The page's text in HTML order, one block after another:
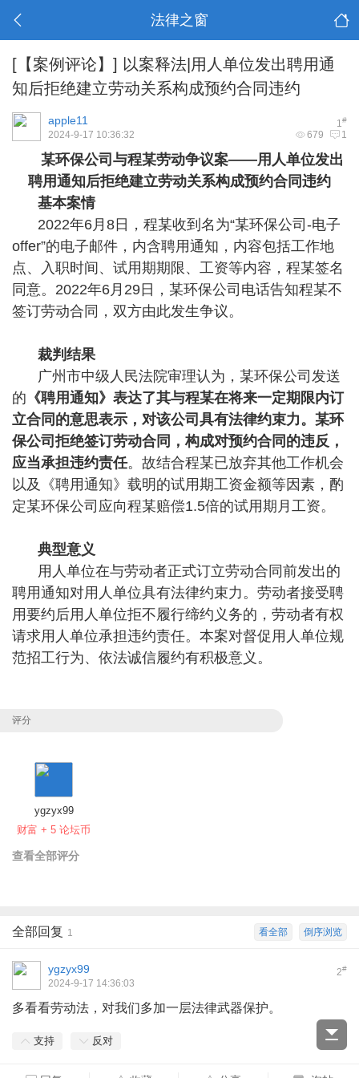
法律之窗
[【案例评论】] 以案释法|用人单位发出聘用通
知后拒绝建立劳动关系构成预约合同违约
1#
apple11
679 1
2024-9-17 10:36:32
某环保公司与程某劳动争议案——用人单位发出
聘用通知后拒绝建立劳动关系构成预约合同违约
基本案情
2022年6月8日，程某收到名为“某环保公司-电子
offer”的电子邮件，内含聘用通知，内容包括工作地
点、入职时间、试用期期限、工资等内容，程某签名
同意。2022年6月29日，某环保公司电话告知程某不
签订劳动合同，双方由此发生争议。
裁判结果
广州市中级人民法院审理认为，某环保公司发送
的 《聘用通知》表达了其与程某在将来一定期限内订
立合同的意思表示，对该公司具有法律约束力。某环
保公司拒绝签订劳动合同，构成对预约合同的违反，
应当承担违约责任。故结合程某已放弃其他工作机会
以及《聘用通知》载明的试用期工资金额等因素，酌
定某环保公司应向程某赔偿1.5倍的试用期月工资。
典型意义
用人单位在与劳动者正式订立劳动合同前发出的
聘用通知对用人单位具有法律约束力。劳动者接受聘
用要约后用人单位拒不履行缔约义务的，劳动者有权
请求用人单位承担违约责任。本案对督促用人单位规
范招工行为、依法诚信履约有积极意义。
评分
ygzyx99
财富 + 5 论坛币
查看全部评分
倒序浏览
看全部
全部回复 1
2#
ygzyx99
2024-9-17 14:36:03
多看看劳动法，对我们多加一层法律武器保护。
支持 反对